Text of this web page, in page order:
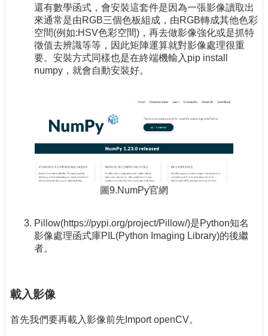
還有數學函式，會安裝這套件是因為一張影像讀取出
來通常是由RGB三個色板組成，由RGB轉成其他色彩
空間(例如:HSV色彩空間)，再去做影像強化或是抓特
徵值去辨識等等，因此矩陣運算就對影像處理很重
要。安裝方式同樣也是在終端機輸入pip install
numpy，就會自動安裝好。
圖9.NumPy官網
Pillow(https://pypi.org/project/Pillow/)是Python知名
影像處理函式庫PIL(Python Imaging Library)的後繼
者。
載入影像
首先我們要再載入影像前先Import openCV。